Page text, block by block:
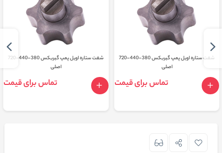
شفت ستاره اویل پمپ گیربکس 380-440-720
اصلی
تماس برای قیمت
شفت ستاره اویل پمپ گیربکس 380-440-720
اصلی
تماس برای قیمت